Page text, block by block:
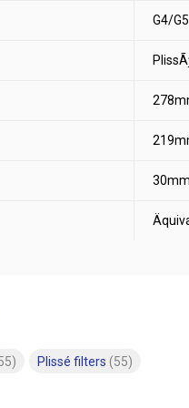
G4/G5
30mm
Plissé filters (55)